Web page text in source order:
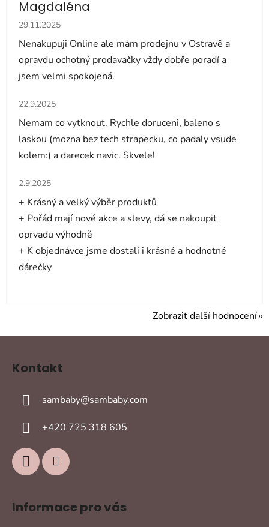
Magdaléna
Hodnocení obchodu je 5 z 5 hvězdiček.
29.11.2025
Nenakupuji Online ale mám prodejnu v Ostravě a
opravdu ochotný prodavačky vždy dobře poradí a
jsem velmi spokojená.
Hodnocení obchodu je 5 z 5 hvězdiček.
22.9.2025
Nemam co vytknout. Rychle doruceni, baleno s
laskou (mozna bez tech strapecku, co padaly vsude
kolem:) a darecek navic. Skvele!
Hodnocení obchodu je 5 z 5 hvězdiček.
2.9.2025
+ Krásný a velký výběr produktů
+ Pořád mají nové akce a slevy, dá se nakoupit
oprvadu výhodně
+ K objednávce jsme dostali i krásné a hodnotné
dárečky
Zobrazit další hodnocení
Z
Kontakt
sambaby@sambaby.com
+420 725 318 605
Informace pro vás